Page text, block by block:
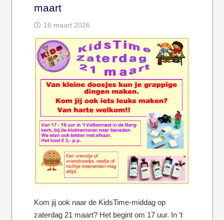
maart
16 maart 2026
Kom jij ook naar de KidsTime-middag op
zaterdag 21 maart? Het begint om 17 uur. In ’t